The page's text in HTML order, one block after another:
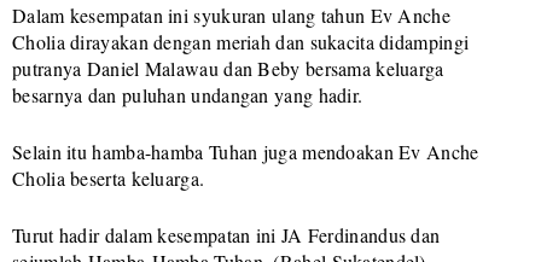
Dalam kesempatan ini syukuran ulang tahun Ev Anche
Cholia dirayakan dengan meriah dan sukacita didampingi
putranya Daniel Malawau dan Beby bersama keluarga
besarnya dan puluhan undangan yang hadir.
Selain itu hamba-hamba Tuhan juga mendoakan Ev Anche
Cholia beserta keluarga.
Turut hadir dalam kesempatan ini JA Ferdinandus dan